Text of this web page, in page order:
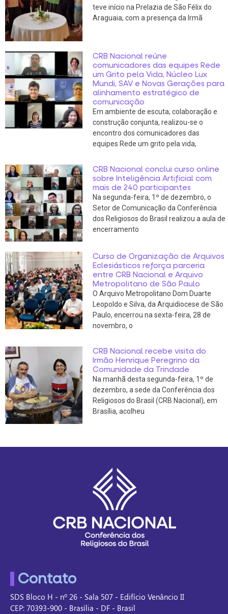
teve início na Prelazia de São Félix do
Araguaia, com a presença da Irmã
CRB Nacional reúne
comunicadores das equipes Rede
um Grito pela Vida, Núcleo Lux
Mundi, SAV e Novas Gerações para
alinhamento estratégico de
comunicação
Em ambiente de escuta, colaboração e
construção conjunta, realizou-se o
encontro dos comunicadores das
equipes Rede um grito pela vida,
CRB Nacional conclui curso online
sobre Inteligência Artificial com
mais de 240 participantes
Na segunda-feira, 1º de dezembro, o
Setor de Comunicação da Conferência
dos Religiosos do Brasil realizou a aula de
encerramento
Curso de Organização de Arquivos
Eclesiásticos reforça parceria
entre CRB Nacional e Arquivo
Metropolitano de São Paulo
O Arquivo Metropolitano Dom Duarte
Leopoldo e Silva, da Arquidiocese de São
Paulo, encerrou na sexta-feira, 28 de
novembro, o
CRB Nacional recebe visita do
Irmão Henrique Peregrino da
Comunidade da Trindade
Na manhã desta segunda-feira, 1º de
dezembro, a sede da Conferência dos
Religiosos do Brasil (CRB Nacional), em
Brasília, acolheu
Contato
SDS Bloco H - nº 26 - Sala 507 - Edifício Venâncio II
CEP: 70393-900 - Brasília - DF - Brasil